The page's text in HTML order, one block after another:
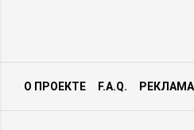
О ПРОЕКТЕ F.A.Q. РЕКЛАМА